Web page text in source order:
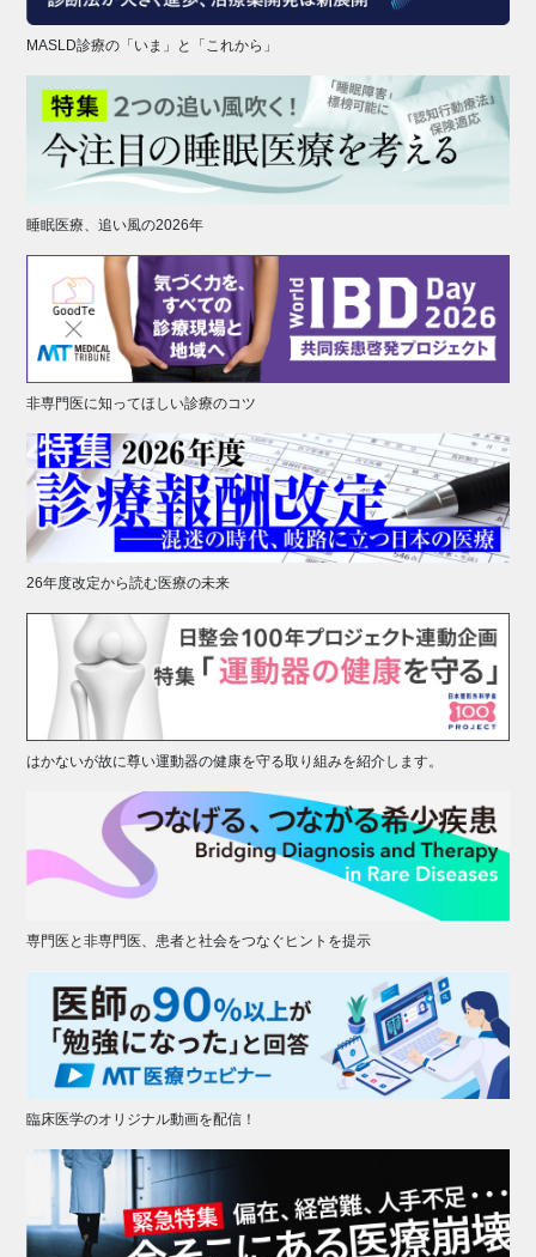
MASLD診療の「いま」と「これから」
睡眠医療、追い風の2026年
非専門医に知ってほしい診療のコツ
26年度改定から読む医療の未来
はかないが故に尊い運動器の健康を守る取り組みを紹介します。
専門医と非専門医、患者と社会をつなぐヒントを提示
臨床医学のオリジナル動画を配信！